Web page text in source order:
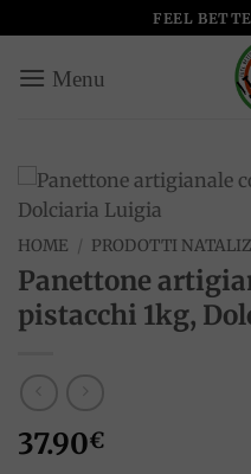
ai
contenuti
FEEL
HOME / PRODOTTI
Panettone
pistacchi 1kg,
37.90€